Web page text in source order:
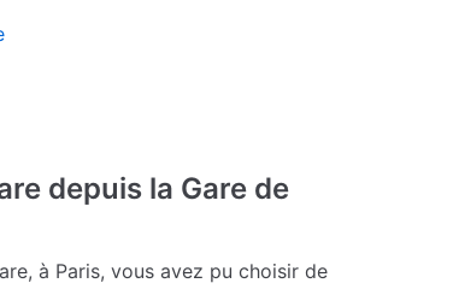
depuis la Gare de
à Paris, vous avez pu choisir de